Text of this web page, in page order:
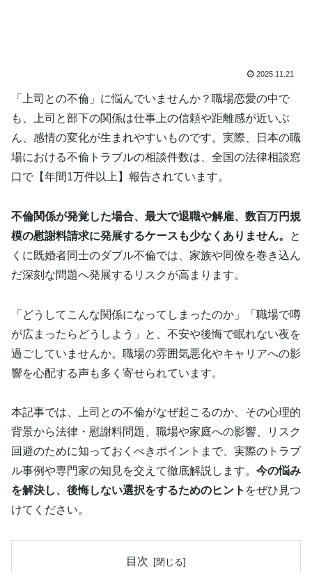
2025.11.21
「上司との不倫」に悩んでいませんか？職場恋愛の中で
も、上司と部下の関係は仕事上の信頼や距離感が近いぶ
ん、感情の変化が生まれやすいものです。実際、日本の職
場における不倫トラブルの相談件数は、全国の法律相談窓
口で【年間1万件以上】報告されています。
不倫関係が発覚した場合、最大で退職や解雇、数百万円規
模の慰謝料請求に発展するケースも少なくありません。
と
くに既婚者同士のダブル不倫では、家族や同僚を巻き込ん
だ深刻な問題へ発展するリスクが高まります。
「どうしてこんな関係になってしまったのか」「職場で噂
が広まったらどうしよう」と、不安や後悔で眠れない夜を
過ごしていませんか。職場の雰囲気悪化やキャリアへの影
響を心配する声も多く寄せられています。
本記事では、上司との不倫がなぜ起こるのか、その心理的
背景から法律・慰謝料問題、職場や家庭への影響、リスク
回避のために知っておくべきポイントまで、実際のトラブ
ル事例や専門家の知見を交えて徹底解説します。 今の悩み
を解決し、後悔しない選択をするためのヒント をぜひ見つ
けてください。
目次